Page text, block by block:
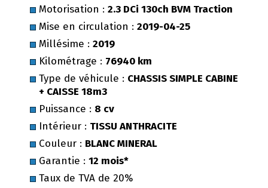
Motorisation : 2.3 DCi 130ch BVM Traction
Mise en circulation : 2019-04-25
Millésime : 2019
Kilométrage : 76940 km
Type de véhicule : CHASSIS SIMPLE CABINE
+ CAISSE 18m3
Puissance : 8 cv
Intérieur : TISSU ANTHRACITE
Couleur : BLANC MINERAL
Garantie : 12 mois*
Taux de TVA de 20%